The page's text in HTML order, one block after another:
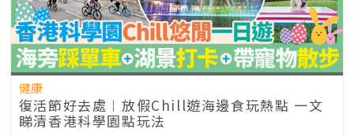
健康
復活節好去處︱放假Chill遊海邊食玩熱點 一文
睇清香港科學園點玩法